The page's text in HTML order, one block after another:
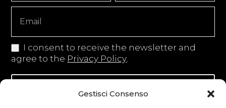
Gestisci Consenso
Copy
I consent to receive the newsletter and
agree to the Privacy Policy
Iscriviti alla newsletter